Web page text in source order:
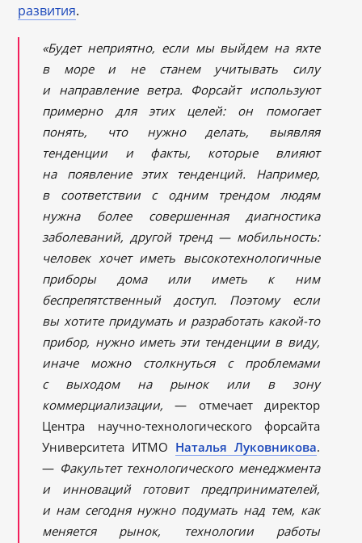
развития.
«Будет неприятно, если мы выйдем на яхте
в море и не станем учитывать силу
и направление ветра. Форсайт используют
примерно для этих целей: он помогает
понять, что нужно делать, выявляя
тенденции и факты, которые влияют
на появление этих тенденций. Например,
в соответствии с одним трендом людям
нужна более совершенная диагностика
заболеваний, другой тренд — мобильность:
человек хочет иметь высокотехнологичные
приборы дома или иметь к ним
беспрепятственный доступ. Поэтому если
вы хотите придумать и разработать какой-то
прибор, нужно иметь эти тенденции в виду,
иначе можно столкнуться с проблемами
с выходом на рынок или в зону
коммерциализации, — отмечает директор
Центра научно-технологического форсайта
Университета ИТМО Наталья Луковникова.
— Факультет технологического менеджмента
и инноваций готовит предпринимателей,
и нам сегодня нужно подумать над тем, как
меняется рынок, технологии работы